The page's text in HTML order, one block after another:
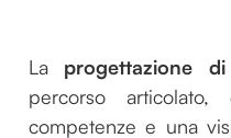
La progettazione
percorso
competenze e una